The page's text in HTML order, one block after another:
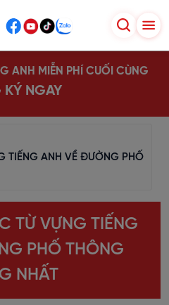
ANH MIỄN PHÍ CUỐI CÙNG
NGAY
TIẾNG ANH VỀ ĐƯỜNG PHỐ
TỪ VỰNG TIẾNG
PHỐ THÔNG
NHẤT